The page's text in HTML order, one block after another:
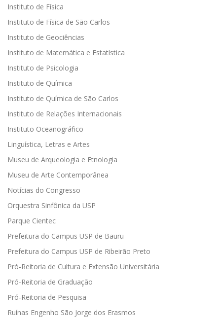
Instituto de Física
Instituto de Física de São Carlos
Instituto de Geociências
Instituto de Matemática e Estatística
Instituto de Psicologia
Instituto de Química
Instituto de Química de São Carlos
Instituto de Relações Internacionais
Instituto Oceanográfico
Linguística, Letras e Artes
Museu de Arqueologia e Etnologia
Museu de Arte Contemporânea
Notícias do Congresso
Orquestra Sinfônica da USP
Parque Cientec
Prefeitura do Campus USP de Bauru
Prefeitura do Campus USP de Ribeirão Preto
Pró-Reitoria de Cultura e Extensão Universitária
Pró-Reitoria de Graduação
Pró-Reitoria de Pesquisa
Ruínas Engenho São Jorge dos Erasmos